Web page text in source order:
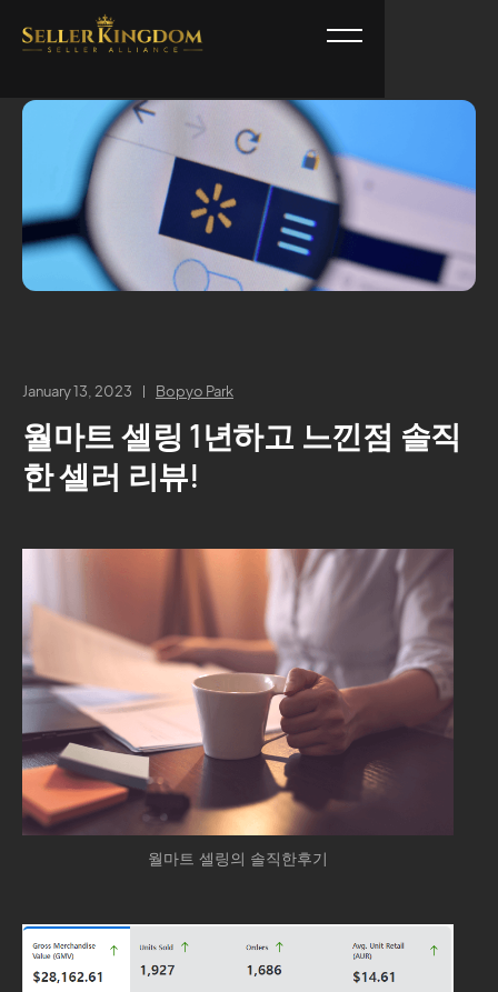
January 13, 2023 Bopyo Park
월마트 셀링 1년하고 느낀점 솔직
한 셀러 리뷰!
월마트 셀링의 솔직한후기